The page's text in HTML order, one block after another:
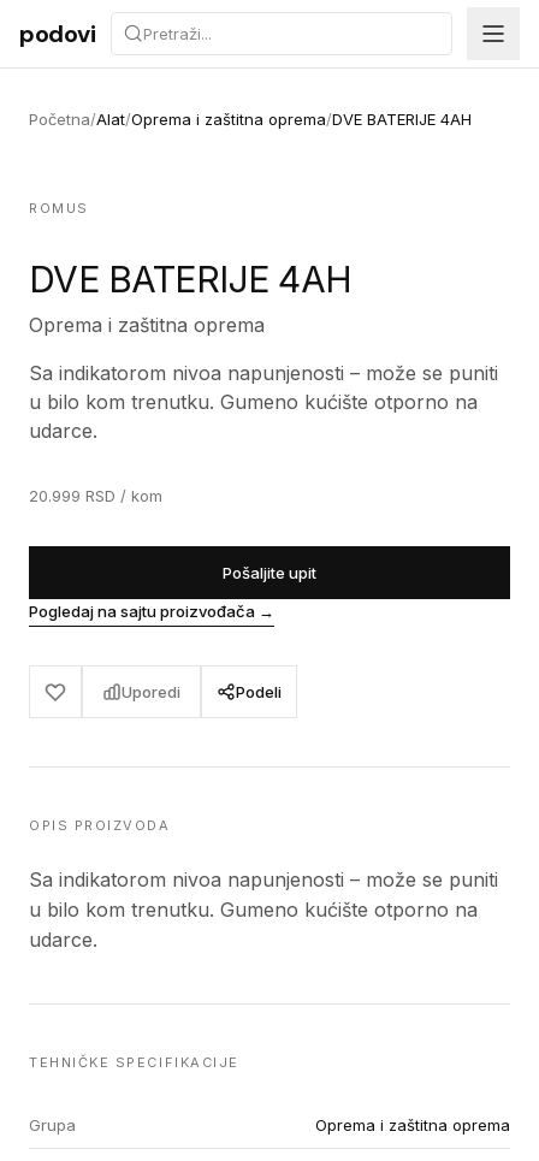
Preskoči na sadržaj
podovi
Početna/Alat/Oprema i zaštitna oprema/DVE BATERIJE 4AH
ROMUS
DVE BATERIJE 4AH
Oprema i zaštitna oprema
Sa indikatorom nivoa napunjenosti – može se puniti
u bilo kom trenutku. Gumeno kućište otporno na
udarce.
20.999 RSD / kom
Pošaljite upit
Pogledaj na sajtu proizvođača →
Uporedi Podeli
OPIS PROIZVODA
Sa indikatorom nivoa napunjenosti – može se puniti
u bilo kom trenutku. Gumeno kućište otporno na
udarce.
TEHNIČKE SPECIFIKACIJE
Grupa Oprema i zaštitna oprema